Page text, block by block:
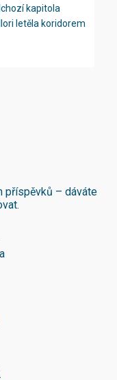
kapitola
letěla koridorem
příspěvků – dáváte